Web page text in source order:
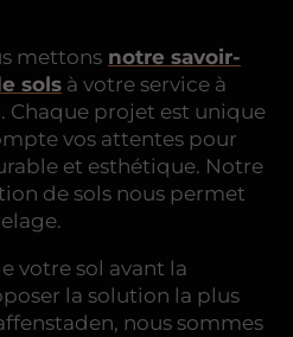
mettons notre savoir-
sols à votre service à
Chaque projet est unique
vos attentes pour
et esthétique. Notre
de sols nous permet
votre sol avant la
la solution la plus
nous sommes